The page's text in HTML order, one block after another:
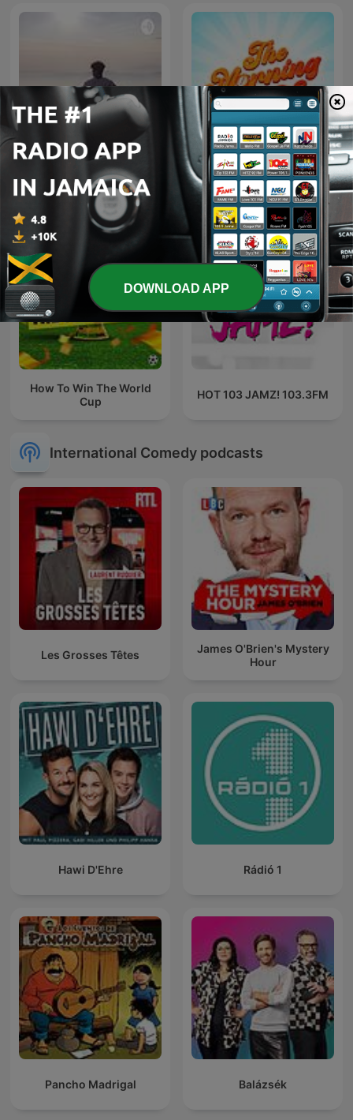
Bruh🤔 The Morning Rush
How To Win The World
Cup
HOT 103 JAMZ! 103.3FM
International Comedy podcasts
Les Grosses Têtes
James O'Brien's Mystery
Hour
Hawi D'Ehre Rádió 1
Pancho Madrigal Balázsék
DOWNLOAD APP